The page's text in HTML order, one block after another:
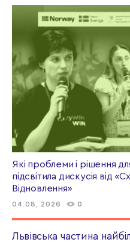
Які проблеми і рішення
підсвітила дискусія від
Відновлення»
04.08, 2026 0
Львівська частина